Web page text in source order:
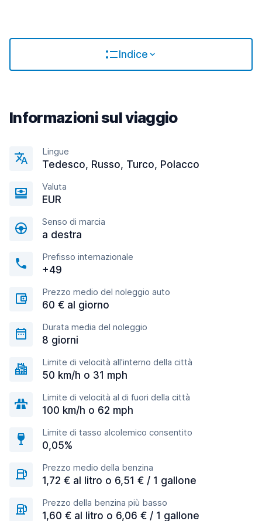
Indice
Informazioni sul viaggio
Lingue
Tedesco, Russo, Turco, Polacco
Valuta
EUR
Senso di marcia
a destra
Prefisso internazionale
+49
Prezzo medio del noleggio auto
60 € al giorno
Durata media del noleggio
8 giorni
Limite di velocità all'interno della città
50 km/h o 31 mph
Limite di velocità al di fuori della città
100 km/h o 62 mph
Limite di tasso alcolemico consentito
0,05%
Prezzo medio della benzina
1,72 € al litro o 6,51 € / 1 gallone
Prezzo della benzina più basso
1,60 € al litro o 6,06 € / 1 gallone